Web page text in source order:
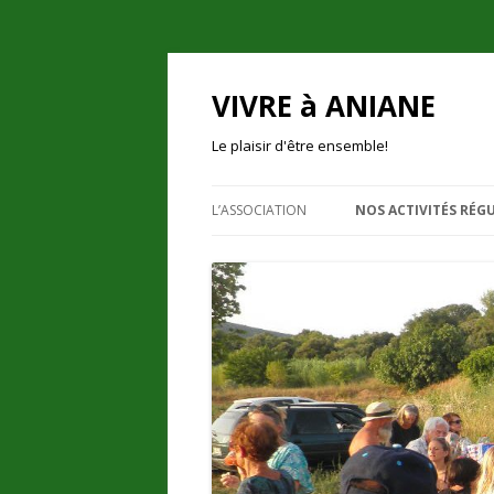
VIVRE à ANIANE
Le plaisir d'être ensemble!
L’ASSOCIATION
UN PEU D’HISTOIRE
NOS ACTIONS
L’ESPACE DE VIE SOCIALE
NOUS CONTACTER
BULLETIN D’ADHÉSION
NOS ACTIVITÉS
EN PLEIN AIR
ACTIVITÉS CRÉATIVES
FAMILLES ET ENFANTS
ENTRAIDE